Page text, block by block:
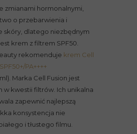
zmianami hormonalnymi,
o przebarwienia i
skóry, dlatego niezbędnym
krem z filtrem SPF50.
rekomenduje krem Cell
PA++++
Marka Cell Fusion jest
w kwestii filtrów. Ich unikalna
zapewnić najlepszą
konsystencja nie
i tłustego filmu.